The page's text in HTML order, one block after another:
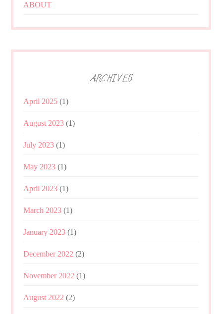
ABOUT
ARCHIVES
April 2025 (1)
August 2023 (1)
July 2023 (1)
May 2023 (1)
April 2023 (1)
March 2023 (1)
January 2023 (1)
December 2022 (2)
November 2022 (1)
August 2022 (2)